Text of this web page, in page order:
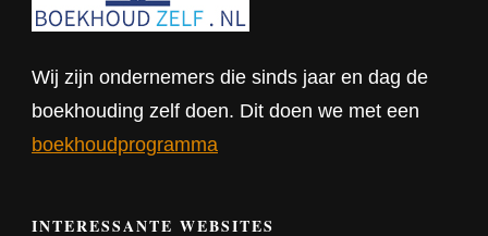
Wij zijn ondernemers die sinds jaar en dag de
boekhouding zelf doen. Dit doen we met een
boekhoudprogramma
INTERESSANTE WEBSITES